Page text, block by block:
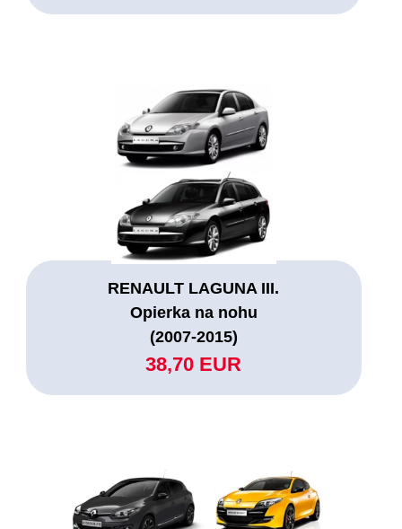
RENAULT LAGUNA III.
Opierka na nohu
(2007-2015)
38,70 EUR